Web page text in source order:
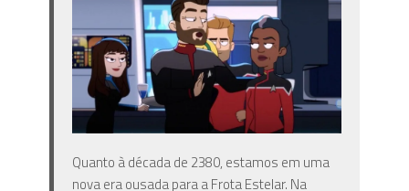
Quanto à década de 2380, estamos em uma
nova era ousada para a Frota Estelar. Na